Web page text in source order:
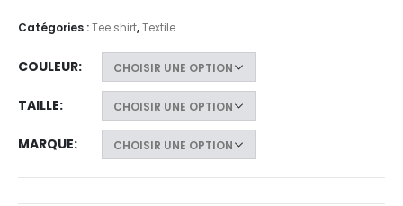
Catégories :Tee shirt,Textile
COULEUR
TAILLE
MARQUE